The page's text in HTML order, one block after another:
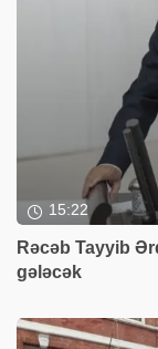
15:22
Rəcəb Tayyib
gələcək